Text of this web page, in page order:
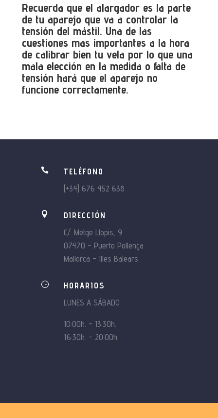
Recuerda que el alargador es la parte
de tu aparejo que va a controlar la
tensión del mástil. Una de las
cuestiones mas importantes a la hora
de calibrar bien tu vela por lo que una
mala elección en la medida o falta de
tensión hará que el aparejo no
funcione correctamente.

TELÉFONO
[+34] 676 452 638

DIRECCIÓN
C/. Metge Llopis, 9
07470 – Puerto Pollença
Mallorca – Illes Balears
}
HORARIOS
LUNES A SÁBADO
10:00h. – 13:30h.
16:30h. – 20:00h.